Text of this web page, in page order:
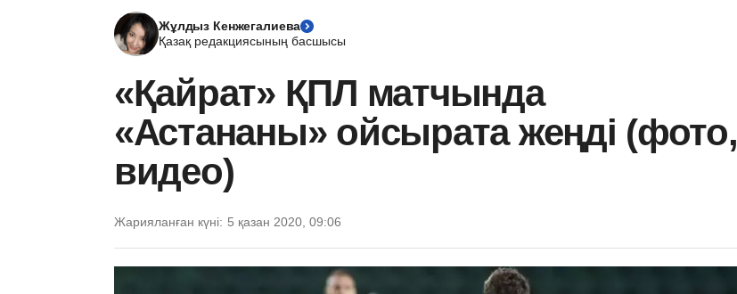
Жұлдыз Кенжегалиева
Қазақ редакциясының басшысы
«Қайрат» ҚПЛ матчында
«Астананы» ойсырата жеңді (фото,
видео)
Жарияланған күні: 5 қазан 2020, 09:06